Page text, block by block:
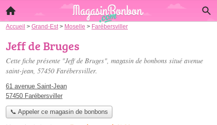
Accueil > Grand-Est > Moselle > Farébersviller
Jeff de Bruges
Cette fiche présente "Jeff de Bruges", magasin de bonbons situé avenue
saint-jean, 57450 Farébersviller.
61 avenue Saint-Jean
57450 Farébersviller
📞 Appeler ce magasin de bonbons